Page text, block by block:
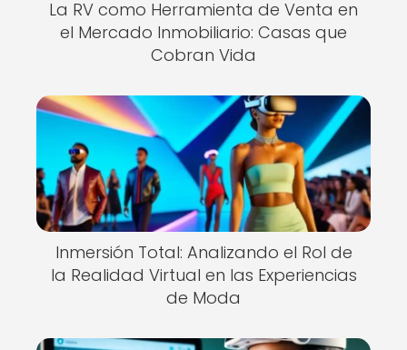
La RV como Herramienta de Venta en
el Mercado Inmobiliario: Casas que
Cobran Vida
Inmersión Total: Analizando el Rol de
la Realidad Virtual en las Experiencias
de Moda